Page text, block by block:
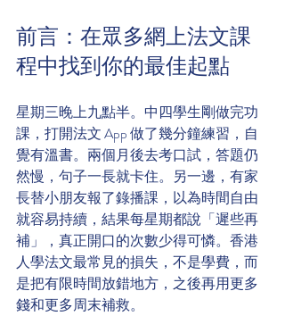
前言：在眾多網上法文課
程中找到你的最佳起點
星期三晚上九點半。中四學生剛做完功
課，打開法文 App 做了幾分鐘練習，自
覺有溫書。兩個月後去考口試，答題仍
然慢，句子一長就卡住。另一邊，有家
長替小朋友報了錄播課，以為時間自由
就容易持續，結果每星期都說「遲些再
補」，真正開口的次數少得可憐。香港
人學法文最常見的損失，不是學費，而
是把有限時間放錯地方，之後再用更多
錢和更多周末補救。